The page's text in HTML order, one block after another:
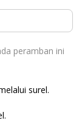
peramban ini
surel.